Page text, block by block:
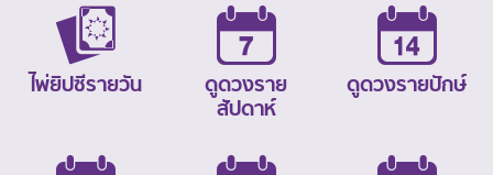
ไพ่ยิปซีรายวัน
ดูดวงราย
สัปดาห์
ดูดวงรายปักษ์